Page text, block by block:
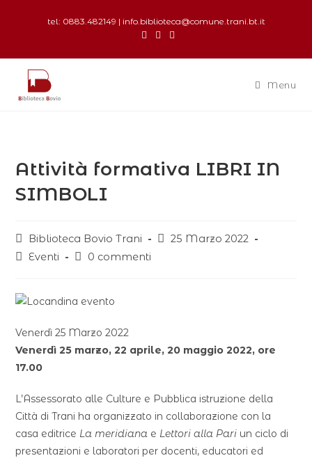
tel: 0883.482149 | info.biblioteca@comune.trani.bt.it
Menu
Attività formativa LIBRI IN
SIMBOLI
Biblioteca Bovio Trani
25 Marzo 2022
Eventi
0 commenti
Venerdì 25 Marzo 2022
Venerdì 25 marzo, 22 aprile, 20 maggio 2022, ore
17.00
L’Assessorato alle Culture e Pubblica istruzione della
Città di Trani ha organizzato in collaborazione con la
casa editrice La meridiana e Lettori alla Pari un ciclo di
presentazioni e laboratori per docenti, educatori ed